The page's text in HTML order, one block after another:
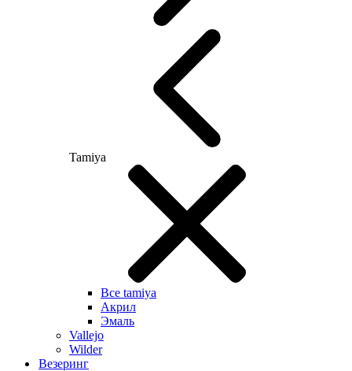
Tamiya
Все tamiya
Акрил
Эмаль
Vallejo
Wilder
Везеринг